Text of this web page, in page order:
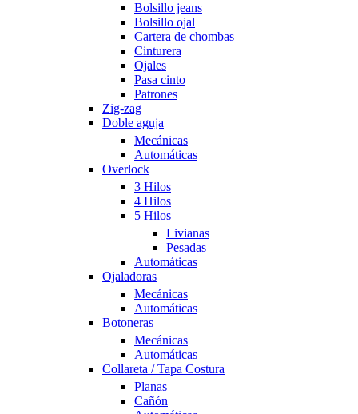
Bolsillo jeans
Bolsillo ojal
Cartera de chombas
Cinturera
Ojales
Pasa cinto
Patrones
Zig-zag
Doble aguja
Mecánicas
Automáticas
Overlock
3 Hilos
4 Hilos
5 Hilos
Livianas
Pesadas
Automáticas
Ojaladoras
Mecánicas
Automáticas
Botoneras
Mecánicas
Automáticas
Collareta / Tapa Costura
Planas
Cañón